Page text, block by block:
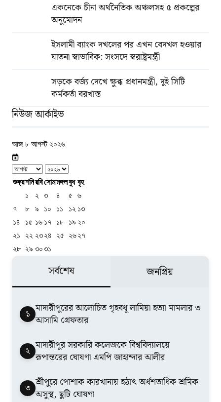
একনেকে চীনা অর্থনৈতিক অঞ্চলসহ ৫ প্রকল্পের
অনুমোদন
ইসলামী ব্যাংক দখলের পর এখন বেদখল হওয়ার
যাতনা স্বাভাবিক: সংসদে স্বরাষ্ট্রমন্ত্রী
সড়কে বর্জ্য দেখে ক্ষুব্ধ প্রধানমন্ত্রী, দুই সিটি
কর্মকর্তা বরখাস্ত
নিউজ আর্কাইভ
আজ ৮ আগস্ট ২০২৬
শুক্রশনিরবিসোমমঙ্গলবুধ বৃহ
১
২ ৩ ৪ ৫
৬
৭
৮ ৯ ১০ ১১ ১২ ১৩
১৪
১৫ ১৬ ১৭ ১৮ ১৯ ২০
২১
২২ ২৩২৪ ২৫ ২৬২৭
২৮ ২৯ ৩০৩১
সর্বশেষ জনপ্রিয়
১ মাদারীপুরের আলোচিত গৃহবধূ লামিয়া হত্যা মামলার ৩
আসামি গ্রেফতার
২ মাদারীপুর সরকারি কলেজকে বিশ্ববিদ্যালয়ে
রূপান্তরের ঘোষণা এমপি জাহান্দার আলীর
৩ শ্রীপুরে পোশাক কারখানায় হঠাৎ অর্ধশতাধিক শ্রমিক
অসুস্থ, ছুটি ঘোষণা